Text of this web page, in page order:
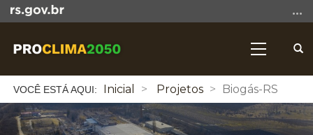
para
conteúdo
Ir
para
o
menu
Alterna
Início
do
conteúdo
Inicial Projetos Biogás-RS